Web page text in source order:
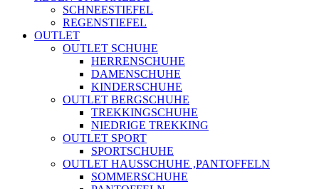
SCHNEESTIEFEL
REGENSTIEFEL
OUTLET
OUTLET SCHUHE
HERRENSCHUHE
DAMENSCHUHE
KINDERSCHUHE
OUTLET BERGSCHUHE
TREKKINGSCHUHE
NIEDRIGE TREKKING
OUTLET SPORT
SPORTSCHUHE
OUTLET HAUSSCHUHE ,PANTOFFELN
SOMMERSCHUHE